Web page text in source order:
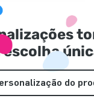
escolha
do